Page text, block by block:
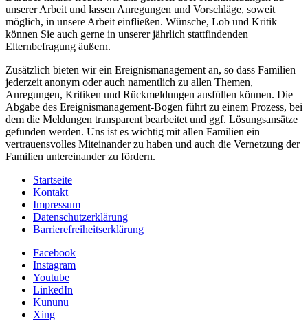
unserer Arbeit und lassen Anregungen und Vorschläge, soweit
möglich, in unsere Arbeit einfließen. Wünsche, Lob und Kritik
können Sie auch gerne in unserer jährlich stattfindenden
Elternbefragung äußern.
Zusätzlich bieten wir ein Ereignismanagement an, so dass Familien
jederzeit anonym oder auch namentlich zu allen Themen,
Anregungen, Kritiken und Rückmeldungen ausfüllen können. Die
Abgabe des Ereignismanagement-Bogen führt zu einem Prozess, bei
dem die Meldungen transparent bearbeitet und ggf. Lösungsansätze
gefunden werden. Uns ist es wichtig mit allen Familien ein
vertrauensvolles Miteinander zu haben und auch die Vernetzung der
Familien untereinander zu fördern.
Startseite
Kontakt
Impressum
Datenschutzerklärung
Barrierefreiheitserklärung
Facebook
Instagram
Youtube
LinkedIn
Kununu
Xing